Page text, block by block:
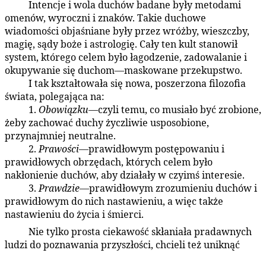
Intencje i wola duchów badane były metodami
omenów, wyroczni i znaków. Takie duchowe
wiadomości objaśniane były przez wróżby, wieszczby,
magię, sądy boże i astrologię. Cały ten kult stanowił
system, którego celem było łagodzenie, zadowalanie i
okupywanie się duchom—maskowane przekupstwo.
I tak kształtowała się nowa, poszerzona filozofia
świata, polegająca na:
1. Obowiązku—czyli temu, co musiało być zrobione,
żeby zachować duchy życzliwie usposobione,
przynajmniej neutralne.
2.Prawości—prawidłowym postępowaniu i
prawidłowych obrzędach, których celem było
nakłonienie duchów, aby działały w czyimś interesie.
3.Prawdzie—prawidłowym zrozumieniu duchów i
prawidłowym do nich nastawieniu, a więc także
nastawieniu do życia i śmierci.
Nie tylko prosta ciekawość skłaniała pradawnych
ludzi do poznawania przyszłości, chcieli też uniknąć